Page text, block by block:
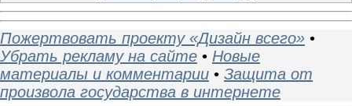
Пожертвовать проекту «Дизайн всего» •
Убрать рекламу на сайте • Новые
материалы и комментарии • Защита от
произвола государства в интернете